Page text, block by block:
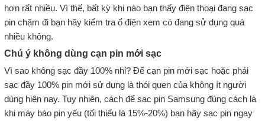
hơn rất nhiều. Vì thế, bất kỳ khi nào bạn thấy điện thoại đang sạc
pin chậm đi bạn hãy kiểm tra ổ điện xem có đang sử dụng quá
nhiều không.
Chú ý không dùng cạn pin mới sạc
Vì sao không sạc đầy 100% nhỉ? Để cạn pin mới sạc hoặc phải
sạc đầy 100% pin mới sử dụng là thói quen của không ít người
dùng hiện nay. Tuy nhiên, cách để sạc pin Samsung đúng cách là
khi máy báo pin yếu (tối thiểu là 15%-20%) bạn hãy sạc pin ngay